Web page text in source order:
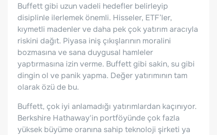
Buffett gibi uzun vadeli hedefler belirleyip
disiplinle ilerlemek önemli. Hisseler, ETF’ler,
kıymetli madenler ve daha pek çok yatırım aracıyla
riskini dağıt. Piyasa iniş çıkışlarının moralini
bozmasına ve sana duygusal hamleler
yaptırmasına izin verme. Buffett gibi sakin, su gibi
dingin ol ve panik yapma. Değer yatırımının tam
olarak özü de bu.
Buffett, çok iyi anlamadığı yatırımlardan kaçınıyor.
Berkshire Hathaway'in portföyünde çok fazla
yüksek büyüme oranına sahip teknoloji şirketi ya